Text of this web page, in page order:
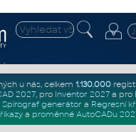
u nás, celkem 1.130.000
2027, pro Inventor 2027a pro
Spirograf generátor a Regresní
a proměnné AutoCADu